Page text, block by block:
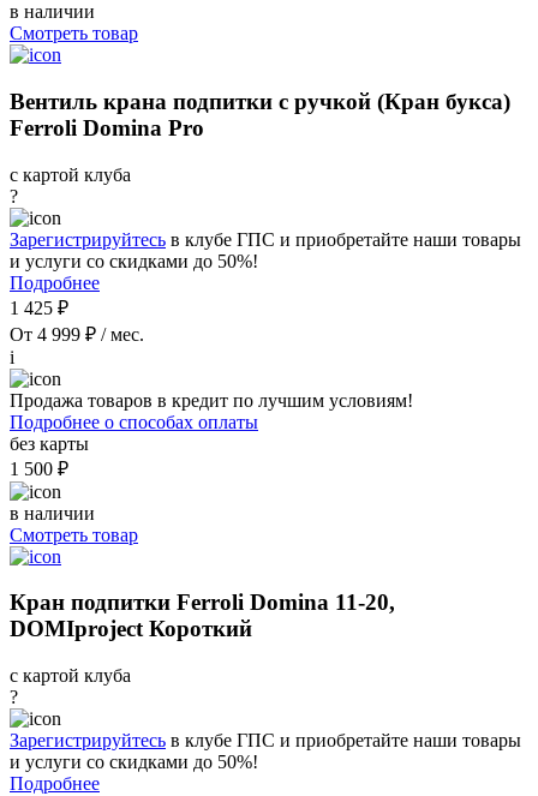
в наличии
Смотреть товар
Вентиль крана подпитки с ручкой (Кран букса)
Ferroli Domina Pro
с картой клуба
?
Зарегистрируйтесь в клубе ГПС и приобретайте наши товары
и услуги со скидками до 50%!
Подробнее
1 425 ₽
От 4 999 ₽ / мес.
i
Продажа товаров в кредит по лучшим условиям!
Подробнее о способах оплаты
без карты
1 500 ₽
в наличии
Смотреть товар
Кран подпитки Ferroli Domina 11-20,
DOMIproject Короткий
с картой клуба
?
Зарегистрируйтесь в клубе ГПС и приобретайте наши товары
и услуги со скидками до 50%!
Подробнее